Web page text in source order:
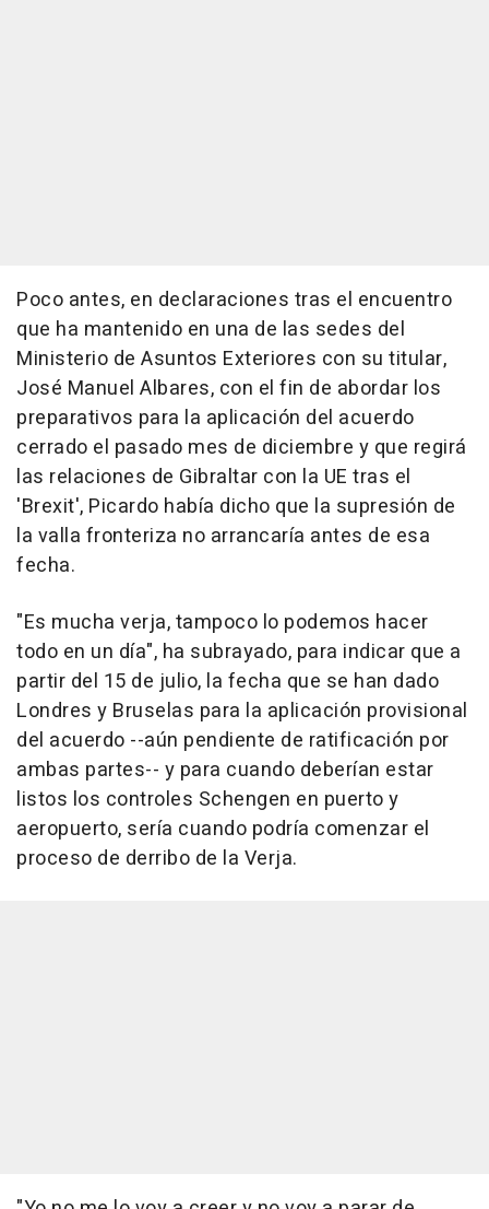
Poco antes, en declaraciones tras el encuentro
que ha mantenido en una de las sedes del
Ministerio de Asuntos Exteriores con su titular,
José Manuel Albares, con el fin de abordar los
preparativos para la aplicación del acuerdo
cerrado el pasado mes de diciembre y que regirá
las relaciones de Gibraltar con la UE tras el
'Brexit', Picardo había dicho que la supresión de
la valla fronteriza no arrancaría antes de esa
fecha.
"Es mucha verja, tampoco lo podemos hacer
todo en un día", ha subrayado, para indicar que a
partir del 15 de julio, la fecha que se han dado
Londres y Bruselas para la aplicación provisional
del acuerdo --aún pendiente de ratificación por
ambas partes-- y para cuando deberían estar
listos los controles Schengen en puerto y
aeropuerto, sería cuando podría comenzar el
proceso de derribo de la Verja.